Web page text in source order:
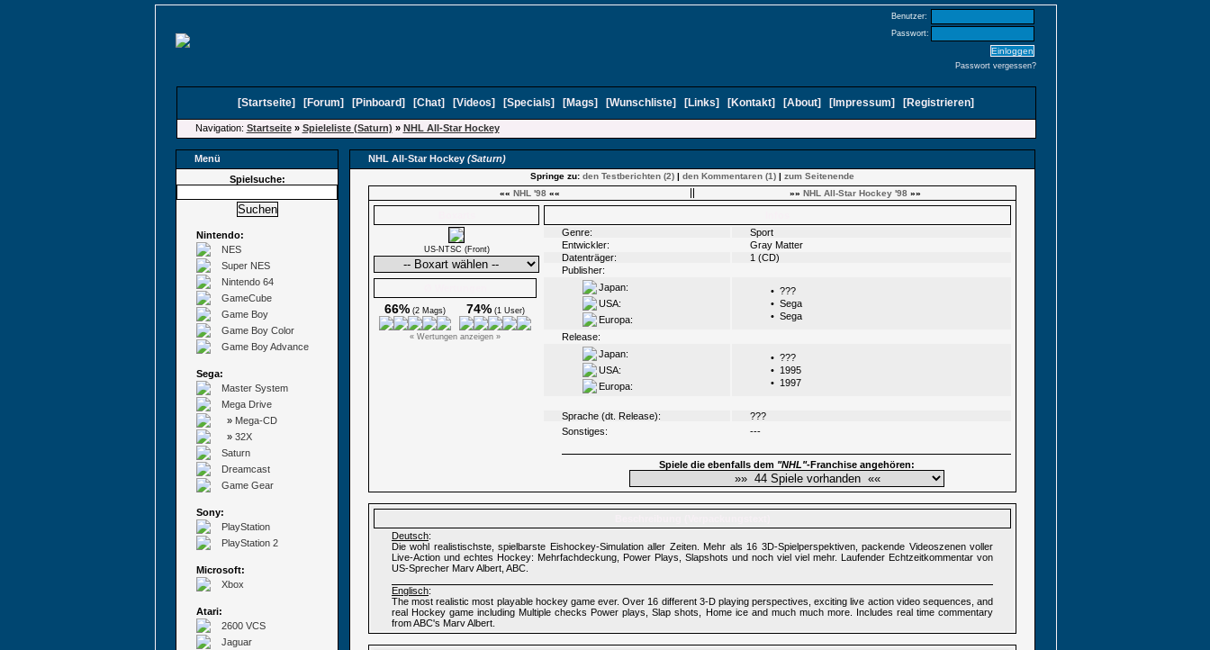
Benutzer:
Passwort:
Passwort vergessen?
[Startseite] [Forum] [Pinboard] [Chat] [Videos] [Specials] [Mags] [Wunschliste] [Links] [Kontakt] [About] [ Impressum] [Registrieren]
Navigation: Startseite» Spieleliste (Saturn) » NHL All-Star Hockey
Menü NHL All-Star Hockey (Saturn)
Spielsuche:
Nintendo:
NES
Super NES
Nintendo 64
GameCube
Game Boy
Game Boy Color
Game Boy Advance
Sega:
Master System
Mega Drive
» Mega-CD
» 32X
Saturn
Dreamcast
Game Gear
Sony:
PlayStation
PlayStation 2
Microsoft:
Xbox
Atari:
2600 VCS
Jaguar
Springe zu: den Testberichten (2) | den Kommentaren (1) | zum Seitenende
«« NHL '98 «« »» NHL All-Star Hockey '98 »»
US-NTSC (Front)
66% (2 Mags) 74% (1 User)
« Wertungen anzeigen »
Genre:
Sport
Entwickler:
Gray Matter
Datenträger:
1 (CD)
Publisher:
Japan:
USA:
Europa:
• ???
• Sega
• Sega
Release:
Japan:
USA:
Europa:
• ???
• 1995
• 1997
Sprache (dt. Release):
???
Sonstiges:
---
Spiele die ebenfalls dem "NHL"-Franchise angehören:
Deutsch:
Die wohl realistischste, spielbarste Eishockey-Simulation aller Zeiten. Mehr als 16 3D-Spielperspektiven, packende Videoszenen voller
Live-Action und echtes Hockey: Mehrfachdeckung, Power Plays, Slapshots und noch viel viel mehr. Laufender Echtzeitkommentar von
US-Sprecher Marv Albert, ABC.
Englisch:
The most realistic most playable hockey game ever. Over 16 different 3-D playing perspectives, exciting live action video sequences, and
real Hockey game including Multiple checks Power plays, Slap shots, Home ice and much much more. Includes real time commentary
from ABC's Marv Albert.